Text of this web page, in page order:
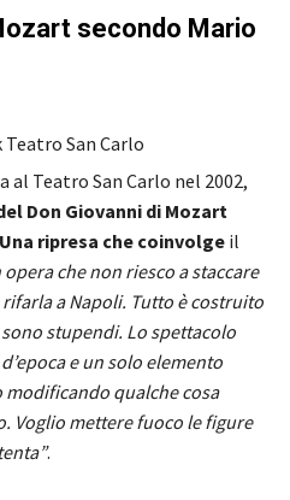
secondo Mario
Teatro San Carlo
Teatro San Carlo nel 2002,
Don Giovanni di Mozart
ripresa che coinvolge il
opera che non riesco a staccare
a Napoli. Tutto è costruito
stupendi. Lo spettacolo
e un solo elemento
qualche cosa
Voglio mettere fuoco le figure
.